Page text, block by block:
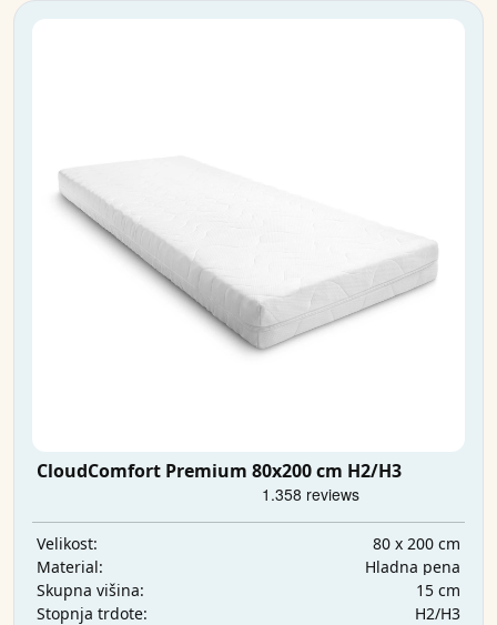
CloudComfort Premium 80x200 cm H2/H3
Velikost:
80 x 200 cm
Material:
Hladna pena
Skupna višina:
15 cm
Stopnja trdote:
H2/H3